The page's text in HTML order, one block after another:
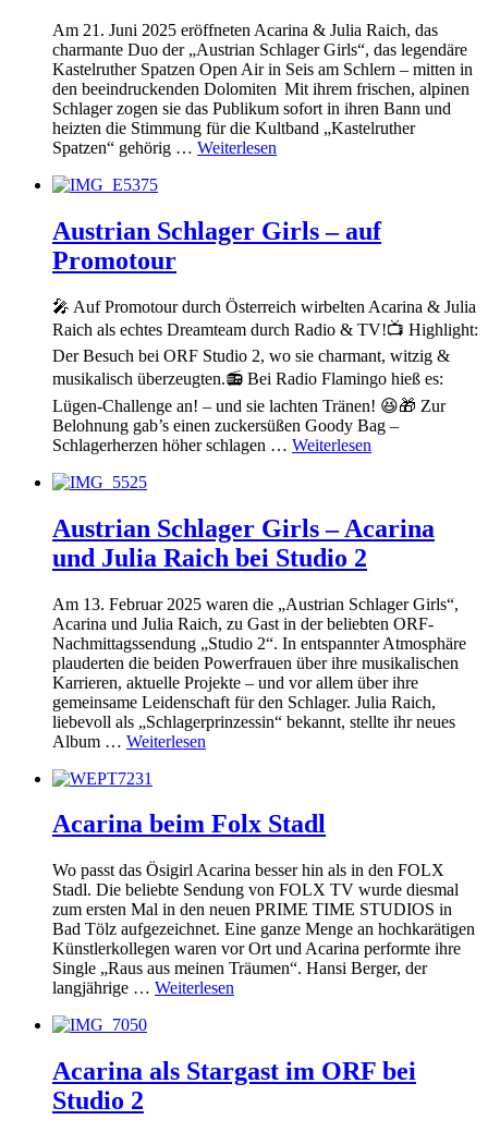
Am 21. Juni 2025 eröffneten Acarina & Julia Raich, das
charmante Duo der „Austrian Schlager Girls“, das legendäre
Kastelruther Spatzen Open Air in Seis am Schlern – mitten in
den beeindruckenden Dolomiten Mit ihrem frischen, alpinen
Schlager zogen sie das Publikum sofort in ihren Bann und
heizten die Stimmung für die Kultband „Kastelruther
Spatzen“ gehörig … Weiterlesen
Austrian Schlager Girls – auf
Promotour
🎤 Auf Promotour durch Österreich wirbelten Acarina & Julia
Raich als echtes Dreamteam durch Radio & TV!📺 Highlight:
Der Besuch bei ORF Studio 2, wo sie charmant, witzig &
musikalisch überzeugten.📻 Bei Radio Flamingo hieß es:
Lügen-Challenge an! – und sie lachten Tränen! 😆🎁 Zur
Belohnung gab’s einen zuckersüßen Goody Bag –
Schlagerherzen höher schlagen … Weiterlesen
Austrian Schlager Girls – Acarina
und Julia Raich bei Studio 2
Am 13. Februar 2025 waren die „Austrian Schlager Girls“,
Acarina und Julia Raich, zu Gast in der beliebten ORF-
Nachmittagssendung „Studio 2“. In entspannter Atmosphäre
plauderten die beiden Powerfrauen über ihre musikalischen
Karrieren, aktuelle Projekte – und vor allem über ihre
gemeinsame Leidenschaft für den Schlager. Julia Raich,
liebevoll als „Schlagerprinzessin“ bekannt, stellte ihr neues
Album … Weiterlesen
Acarina beim Folx Stadl
Wo passt das Ösigirl Acarina besser hin als in den FOLX
Stadl. Die beliebte Sendung von FOLX TV wurde diesmal
zum ersten Mal in den neuen PRIME TIME STUDIOS in
Bad Tölz aufgezeichnet. Eine ganze Menge an hochkarätigen
Künstlerkollegen waren vor Ort und Acarina performte ihre
Single „Raus aus meinen Träumen“. Hansi Berger, der
langjährige … Weiterlesen
Acarina als Stargast im ORF bei
Studio 2